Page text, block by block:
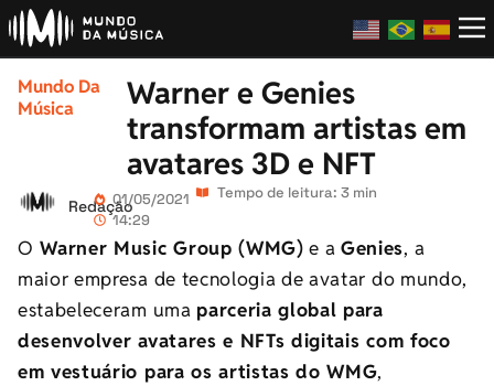
Mundo Da
Música
Warner e Genies
transformam artistas em
avatares 3D e NFT
Redação01/05/2021
14:29
Tempo de leitura: 3 min
O Warner Music Group (WMG) e aGenies, a
maior empresa de tecnologia de avatar do mundo,
estabeleceram uma parceria global para
desenvolver avatares e NFTs digitais com foco
em vestuário para os artistas do WMG,